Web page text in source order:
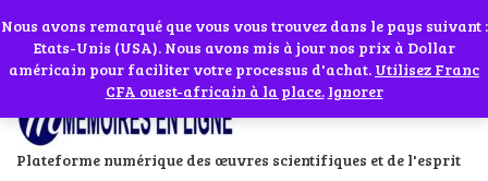
Abonnes toi à notre chaîne WhatsApp en cliquant sur l'icône en face
Plateforme numérique des œuvres scientifiques et de l'esprit
Si vous avez besoin d'assistance Contactez-nous par WhatsApp au
+229 01 95 33 60 26Ignorer
Nous avons remarqué que vous vous trouvez dans le pays suivant :
Etats-Unis (USA). Nous avons mis à jour nos prix à Dollar
américain pour faciliter votre processus d'achat. Utilisez Franc
CFA ouest-africain à la place. Ignorer